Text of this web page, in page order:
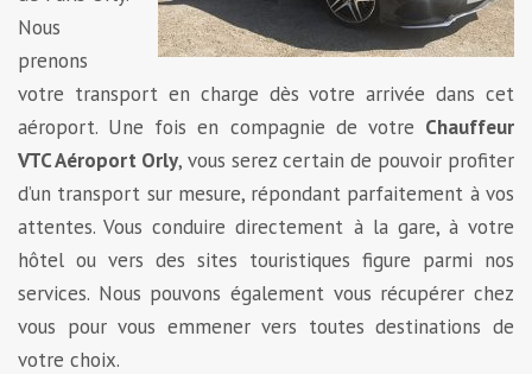
Nous
prenons
votre transport en charge dès votre arrivée dans cet
aéroport. Une fois en compagnie de votre Chauffeur
VTC Aéroport Orly, vous serez certain de pouvoir profiter
d’un transport sur mesure, répondant parfaitement à vos
attentes. Vous conduire directement à la gare, à votre
hôtel ou vers des sites touristiques figure parmi nos
services. Nous pouvons également vous récupérer chez
vous pour vous emmener vers toutes destinations de
votre choix.